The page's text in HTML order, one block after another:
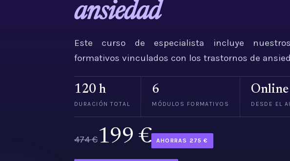
ansiedad
Este curso de especialista incluye
formativos vinculados con los trastornos de
120 h
DURACIÓN TOTAL
6
MÓDULOS FORMATIVOS
Online
DESDE EL
474 €199 € AHORRAS 275 €